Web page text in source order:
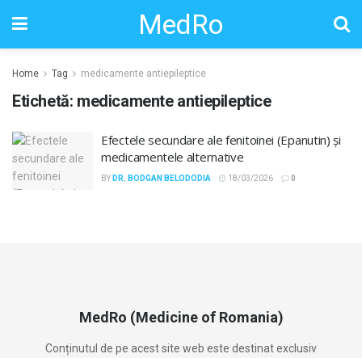
MedRo
Home Tag medicamente antiepileptice
Etichetă: medicamente antiepileptice
Efectele secundare ale fenitoinei (Epanutin) și
medicamentele alternative
BY DR. BODGAN BELODODIA 18/03/2026 0
MedRo (Medicine of Romania)
Conținutul de pe acest site web este destinat exclusiv